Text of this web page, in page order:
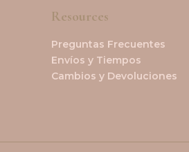
Resources
Preguntas Frecuentes
Envíos y Tiempos
Cambios y Devoluciones